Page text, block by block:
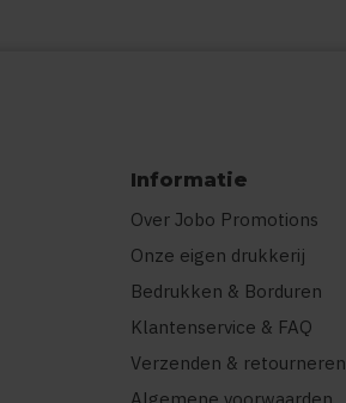
Informatie
Over Jobo Promotions
Onze eigen drukkerij
Bedrukken & Borduren
Klantenservice & FAQ
Verzenden & retourneren